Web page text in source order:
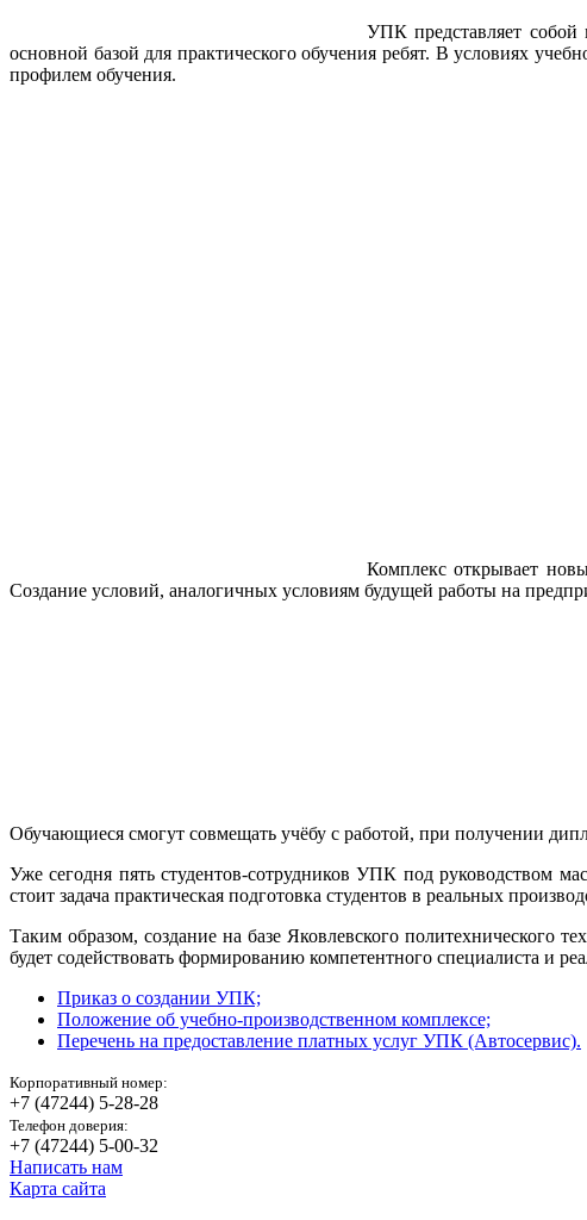
УПК представляет собой
основной базой для практического обучения ребят. В условиях
профилем обучения.
Комплекс открывает
Создание условий, аналогичных условиям будущей работы на
Обучающиеся смогут совмещать учёбу с работой, при получении
Уже сегодня пять студентов-сотрудников УПК под руководством
стоит задача практическая подготовка студентов в реальных
Таким образом, создание на базе Яковлевского политехнического
будет содействовать формированию компетентного специалиста и
Приказ о создании УПК;
Положение об учебно-производственном комплексе;
Перечень на предоставление платных услуг УПК (Автосервис).
Корпоративный номер:
+7 (47244) 5-28-28
Телефон доверия:
+7 (47244) 5-00-32
Написать нам
Карта сайта